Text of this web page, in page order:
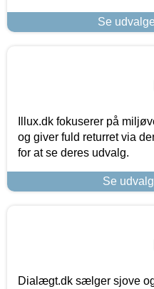
Se
Illux.dk fokuserer på
og giver fuld returret via
for at se deres udvalg.
Se
Dialægt.dk sælger sjove